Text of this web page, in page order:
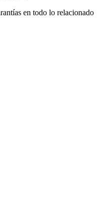
en todo lo relacionado